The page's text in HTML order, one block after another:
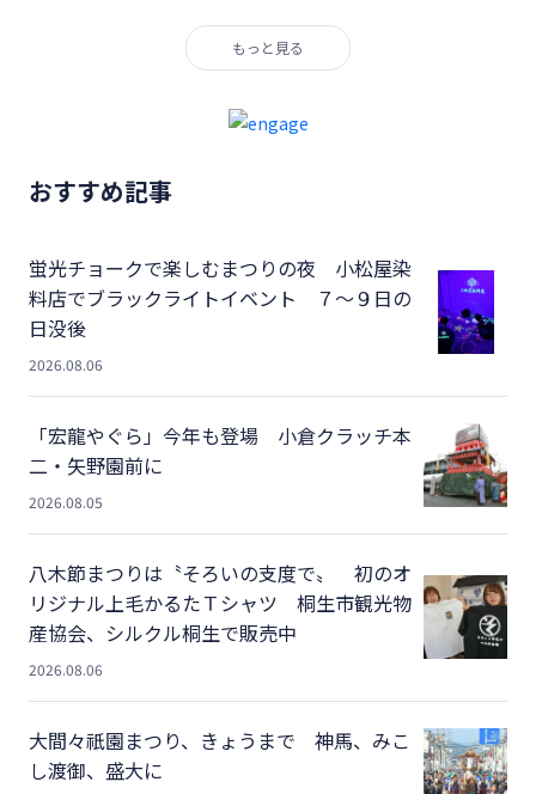
もっと見る
おすすめ記事
蛍光チョークで楽しむまつりの夜 小松屋染
料店でブラックライトイベント ７～９日の
日没後
2026.08.06
「宏龍やぐら」今年も登場 小倉クラッチ本
二・矢野園前に
2026.08.05
八木節まつりは〝そろいの支度で〟 初のオ
リジナル上毛かるたＴシャツ 桐生市観光物
産協会、シルクル桐生で販売中
2026.08.06
大間々祇園まつり、きょうまで 神馬、みこ
し渡御、盛大に